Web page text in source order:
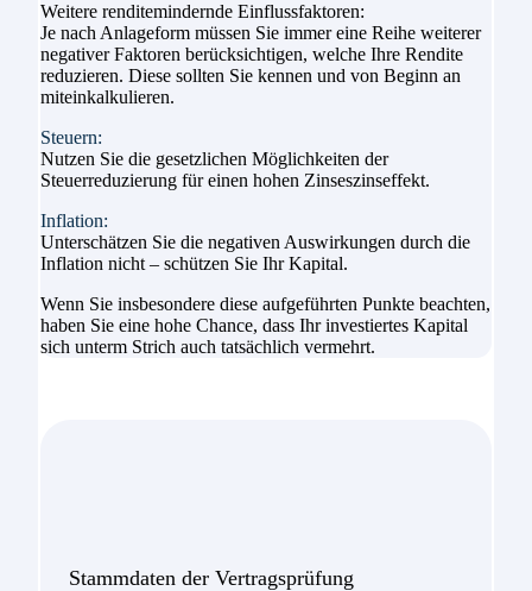
Weitere renditemindernde Einflussfaktoren:
Je nach Anlageform müssen Sie immer eine Reihe weiterer
negativer Faktoren berücksichtigen, welche Ihre Rendite
reduzieren. Diese sollten Sie kennen und von Beginn an
miteinkalkulieren.
Steuern:
Nutzen Sie die gesetzlichen Möglichkeiten der
Steuerreduzierung für einen hohen Zinseszinseffekt.
Inflation:
Unterschätzen Sie die negativen Auswirkungen durch die
Inflation nicht – schützen Sie Ihr Kapital.
Wenn Sie insbesondere diese aufgeführten Punkte beachten,
haben Sie eine hohe Chance, dass Ihr investiertes Kapital
sich unterm Strich auch tatsächlich vermehrt.
Stammdaten der Vertragsprüfung